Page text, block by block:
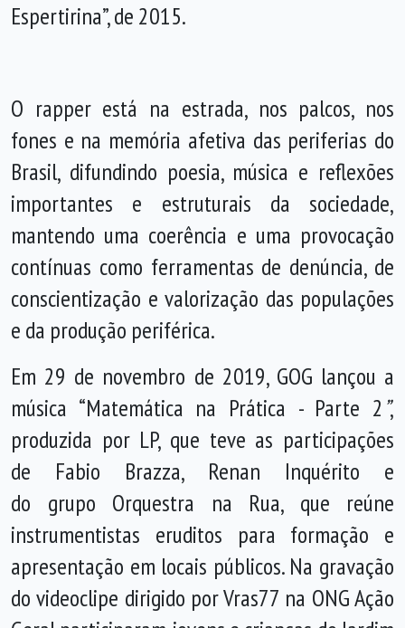
Espertirina”, de 2015.
O rapper está na estrada, nos palcos, nos
fones e na memória afetiva das periferias do
Brasil, difundindo poesia, música e reflexões
importantes e estruturais da sociedade,
mantendo uma coerência e uma provocação
contínuas como ferramentas de denúncia, de
conscientização e valorização das populações
e da produção periférica.
Em 29 de novembro de 2019, GOG lançou a
música “Matemática na Prática - Parte 2 ”,
produzida por LP, que teve as participações
de Fabio Brazza, Renan Inquérito e
do grupo Orquestra na Rua, que reúne
instrumentistas eruditos para formação e
apresentação em locais públicos. Na gravação
do videoclipe dirigido por Vras77 na ONG Ação